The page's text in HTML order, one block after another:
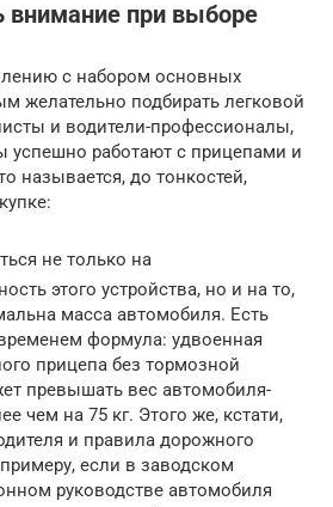
внимание при выборе
с набором основных
желательно подбирать легковой
и водители-профессионалы,
успешно работают с прицепами и
называется, до тонкостей,
не только на
этого устройства, но и на то,
масса автомобиля. Есть
формула: удвоенная
прицепа без тормозной
превышать вес автомобиля-
чем на 75 кг. Этого же, кстати,
и правила дорожного
если в заводском
руководстве автомобиля